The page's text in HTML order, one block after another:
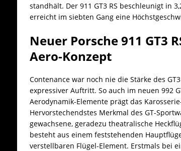
standhält. Der 911 GT3 RS beschleunigt in
erreicht im siebten Gang eine
Neuer Porsche 911 GT3
Aero-Konzept
Contenance war noch nie die Stärke des
expressiver Auftritt. So auch im neuen 992
Aerodynamik-Elemente prägt das
Hervorstechendstes Merkmal des GT-
gewachsene, geradezu theatralische
besteht aus einem feststehenden
verstellbaren Flügel-Element. Erstmals bei